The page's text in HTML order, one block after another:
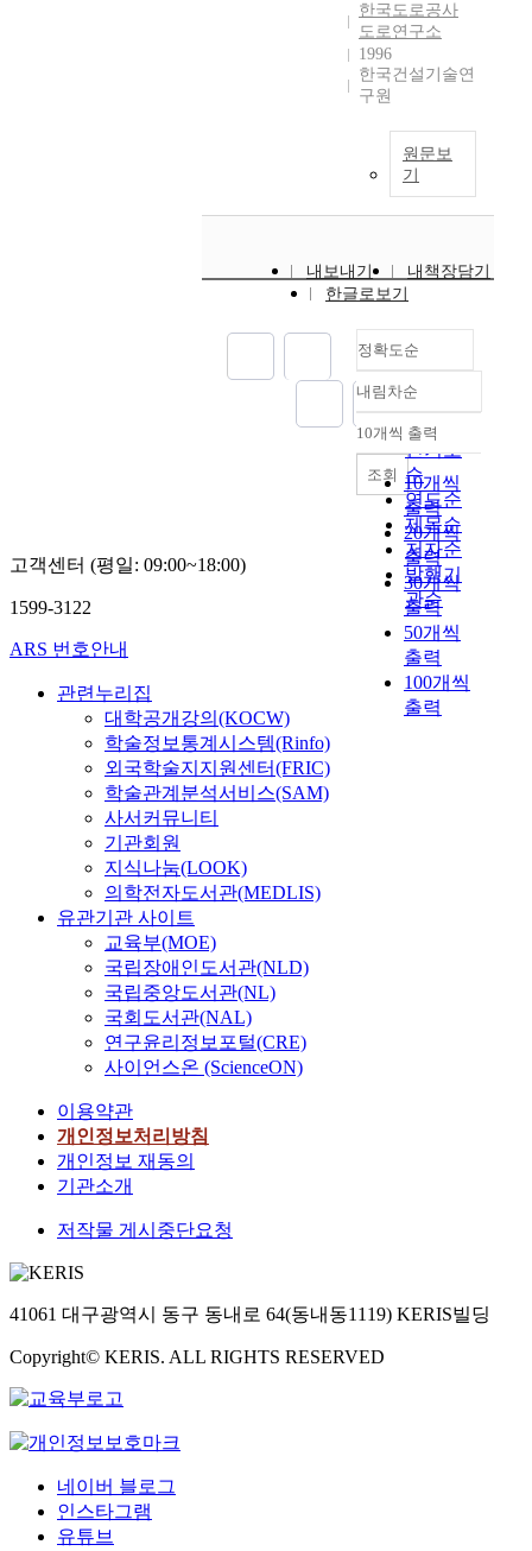
한국도로공사
도로연구소
1996
한국건설기술연
구원
원문보
기
내보내기
내책장담기
한글로보기
정확도순
정확도
순
인기도
순
연도순
제목순
저자순
발행기
관순
내림차순
내림차순
10개씩 출력
10개씩
출력
20개씩
출력
30개씩
출력
50개씩
출력
100개씩
출력
조회
고객센터 (평일: 09:00~18:00)
1599-3122
ARS 번호안내
관련누리집
대학공개강의(KOCW)
학술정보통계시스템(Rinfo)
외국학술지지원센터(FRIC)
학술관계분석서비스(SAM)
사서커뮤니티
기관회원
지식나눔(LOOK)
의학전자도서관(MEDLIS)
유관기관 사이트
교육부(MOE)
국립장애인도서관(NLD)
국립중앙도서관(NL)
국회도서관(NAL)
연구윤리정보포털(CRE)
사이언스온 (ScienceON)
이용약관
개인정보처리방침
개인정보 재동의
기관소개
저작물 게시중단요청
41061 대구광역시 동구 동내로 64(동내동1119) KERIS빌딩
Copyright© KERIS. ALL RIGHTS RESERVED
네이버 블로그
인스타그램
유튜브